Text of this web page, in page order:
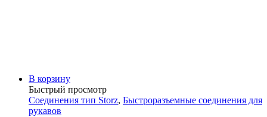
В корзину
Быстрый просмотр
Соединения тип Storz, Быстроразъемные соединения для
рукавов